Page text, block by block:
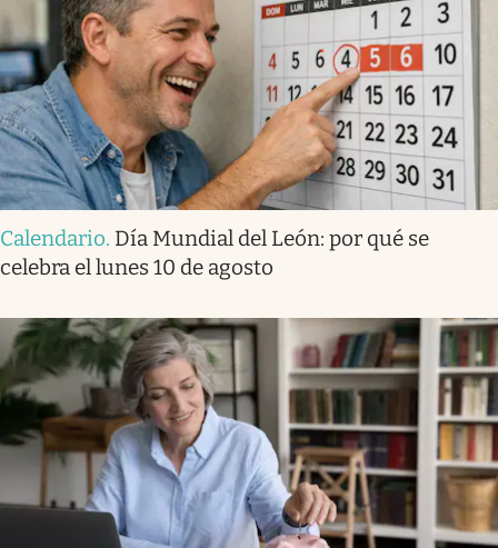
Calendario. Día Mundial del León: por qué se
celebra el lunes 10 de agosto